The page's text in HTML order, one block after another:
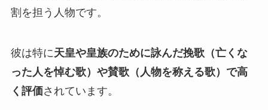
割を担う人物です。
彼は特に天皇や皇族のために詠んだ挽歌（亡くな
った人を悼む歌）や賛歌（人物を称える歌）で高
く評価されています。